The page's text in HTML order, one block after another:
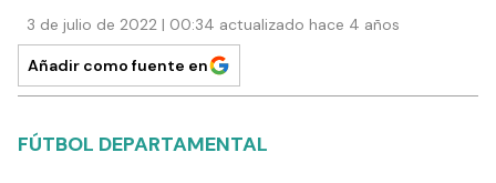
3 de julio de 2022 | 00:34 actualizado hace 4 años
Añadir como fuente en
FÚTBOL DEPARTAMENTAL